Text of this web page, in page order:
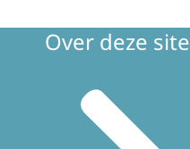
Over deze site